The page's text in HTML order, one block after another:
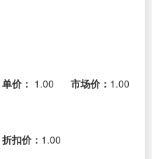
单价： 1.00 市场价： 1.00
折扣价： 1.00